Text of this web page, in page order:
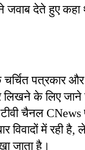
जवाब देते हुए कहा
के चर्चित पत्रकार
लिखने के लिए
चैनल CNews
विवादों में रही
जाता है।